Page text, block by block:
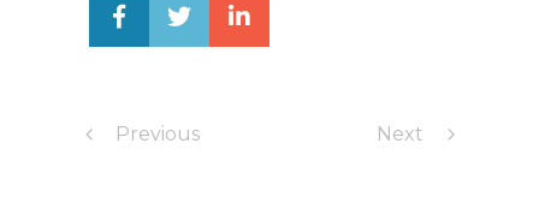
Previous Next